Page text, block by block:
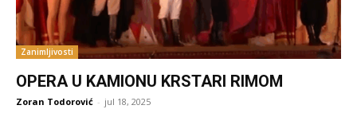
Zanimljivosti
OPERA U KAMIONU KRSTARI RIMOM
Zoran Todorović - jul 18, 2025